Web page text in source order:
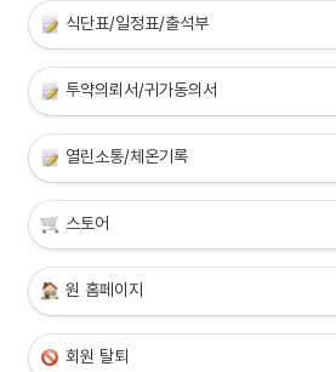
식단표/일정표/출석부
투약의뢰서/귀가동의서
열린소통/체온기록
스토어
원 홈페이지
회원 탈퇴